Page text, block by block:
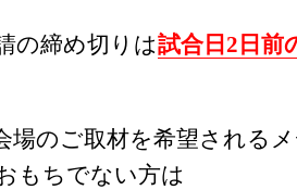
の締め切りは試合日2日前
場のご取材を希望される
もちでない方は